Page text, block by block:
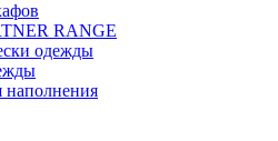
RANGE
одежды
наполнения